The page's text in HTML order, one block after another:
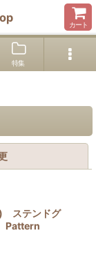
カート
特集
) ステンドグ
Pattern